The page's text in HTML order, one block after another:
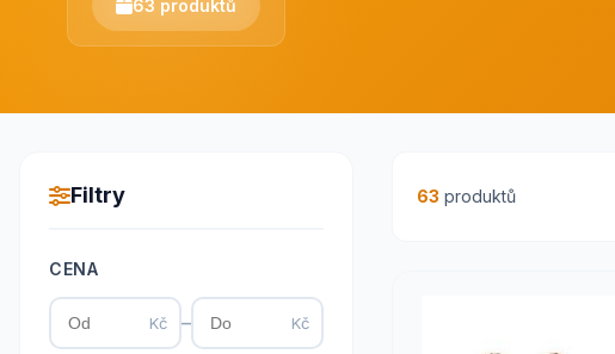
63 produktů
Filtry
CENA
Kč – Kč
63 produktů